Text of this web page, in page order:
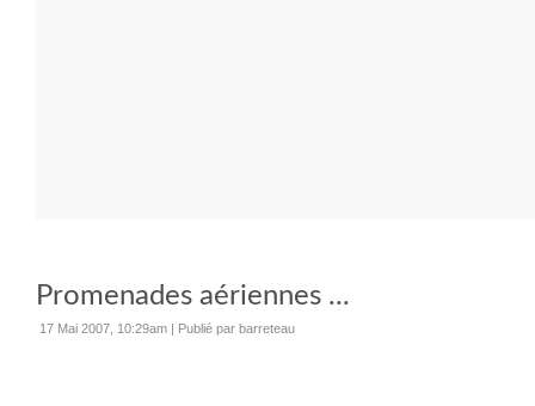
Promenades aériennes ...
17 Mai 2007, 10:29am | Publié par barreteau